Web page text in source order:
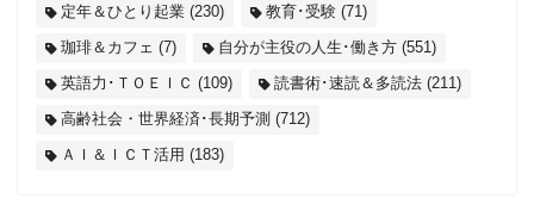
定年＆ひとり起業 (230) 教育･受験 (71)
珈琲＆カフェ (7) 自分が主役の人生･働き方 (551)
英語力･ＴＯＥＩＣ (109) 読書術･速読＆多読法 (211)
高齢社会・世界経済･長期予測 (712)
ＡＩ＆ＩＣＴ活用 (183)